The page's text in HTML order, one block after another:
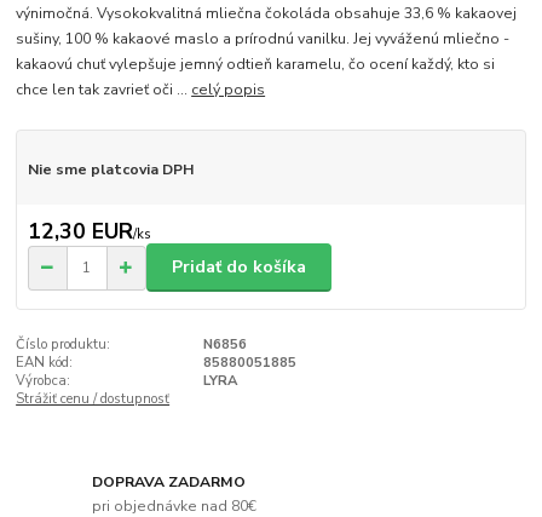
výnimočná. Vysokokvalitná mliečna čokoláda obsahuje 33,6 % kakaovej
sušiny, 100 % kakaové maslo a prírodnú vanilku. Jej vyváženú mliečno -
kakaovú chuť vylepšuje jemný odtieň karamelu, čo ocení každý, kto si
chce len tak zavrieť oči ... celý popis
Nie sme platcovia DPH
12,30 EUR/ks
Pridať do košíka
Číslo produktu:
N6856
EAN kód:
85880051885
Výrobca:
LYRA
Strážiť cenu / dostupnosť
DOPRAVA ZADARMO
pri objednávke nad 80€